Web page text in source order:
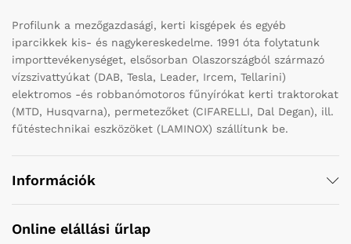
Profilunk a mezőgazdasági, kerti kisgépek és egyéb
iparcikkek kis- és nagykereskedelme. 1991 óta folytatunk
importtevékenységet, elsősorban Olaszországból származó
vízszivattyúkat (DAB, Tesla, Leader, Ircem, Tellarini)
elektromos -és robbanómotoros fűnyírókat kerti traktorokat
(MTD, Husqvarna), permetezőket (CIFARELLI, Dal Degan), ill.
fűtéstechnikai eszközöket (LAMINOX) szállítunk be.
Információk
Online elállási űrlap